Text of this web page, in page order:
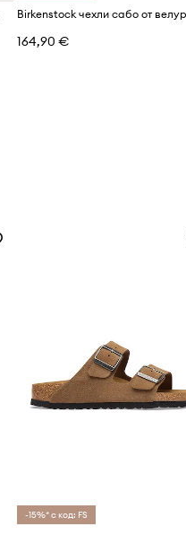
164,90 €
-15%* с код: FS